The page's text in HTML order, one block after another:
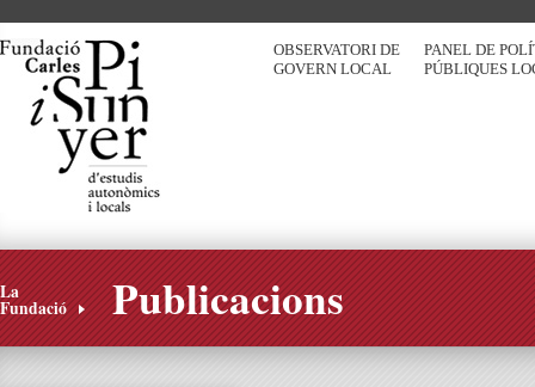
PANEL DE
PÚBLIQUES
OBSERVATORI DE
GOVERN LOCAL
La
Fundació Publicacions